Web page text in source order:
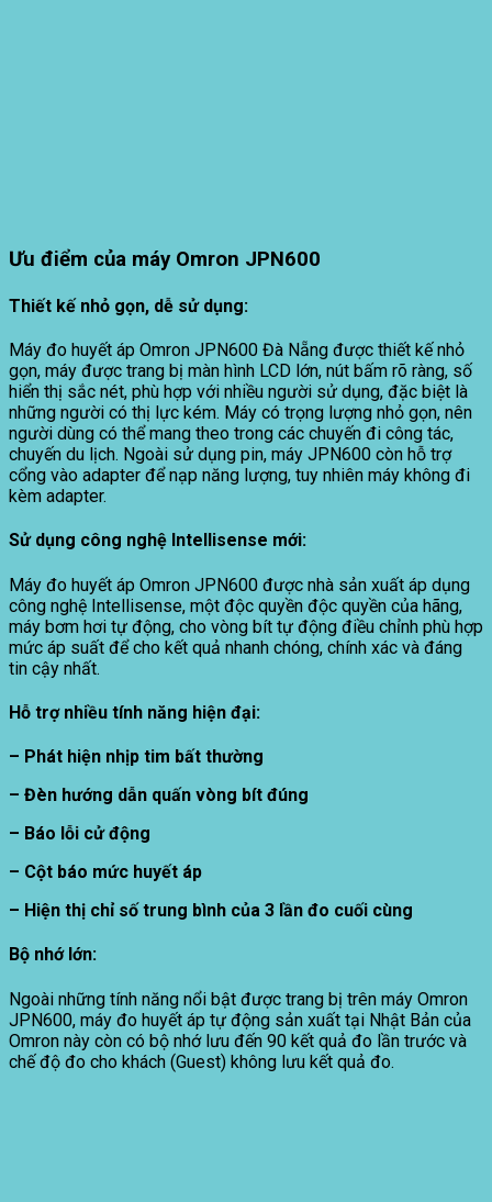
Ưu điểm của máy Omron JPN600
Thiết kế nhỏ gọn, dễ sử dụng:
Máy đo huyết áp Omron JPN600 Đà Nẵng được thiết kế nhỏ
gọn, máy được trang bị màn hình LCD lớn, nút bấm rõ ràng, số
hiển thị sắc nét, phù hợp với nhiều người sử dụng, đặc biệt là
những người có thị lực kém. Máy có trọng lượng nhỏ gọn, nên
người dùng có thể mang theo trong các chuyến đi công tác,
chuyến du lịch. Ngoài sử dụng pin, máy JPN600 còn hỗ trợ
cổng vào adapter để nạp năng lượng, tuy nhiên máy không đi
kèm adapter.
Sử dụng công nghệ Intellisense mới:
Máy đo huyết áp Omron JPN600 được nhà sản xuất áp dụng
công nghệ Intellisense, một độc quyền độc quyền của hãng,
máy bơm hơi tự động, cho vòng bít tự động điều chỉnh phù hợp
mức áp suất để cho kết quả nhanh chóng, chính xác và đáng
tin cậy nhất.
Hỗ trợ nhiều tính năng hiện đại:
– Phát hiện nhịp tim bất thường
– Đèn hướng dẫn quấn vòng bít đúng
– Báo lỗi cử động
– Cột báo mức huyết áp
– Hiện thị chỉ số trung bình của 3 lần đo cuối cùng
Bộ nhớ lớn:
Ngoài những tính năng nổi bật được trang bị trên máy Omron
JPN600, máy đo huyết áp tự động sản xuất tại Nhật Bản của
Omron này còn có bộ nhớ lưu đến 90 kết quả đo lần trước và
chế độ đo cho khách (Guest) không lưu kết quả đo.